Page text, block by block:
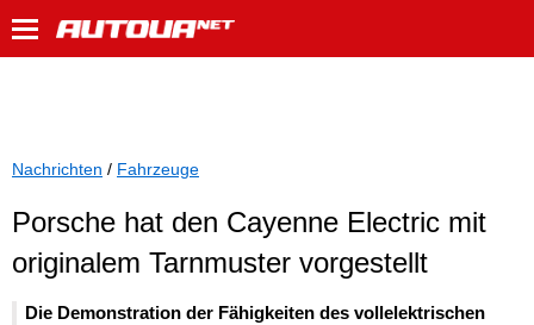
Nachrichten / Fahrzeuge
Porsche hat den Cayenne Electric mit
originalem Tarnmuster vorgestellt
Die Demonstration der Fähigkeiten des vollelektrischen